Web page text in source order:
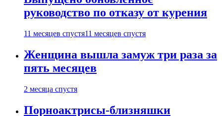
руководство по отказу от курения
11 месяцев спустя11 месяцев спустя
Женщина вышла замуж три раза за
пять месяцев
2 месяца спустя
Порноактрисы-близняшки